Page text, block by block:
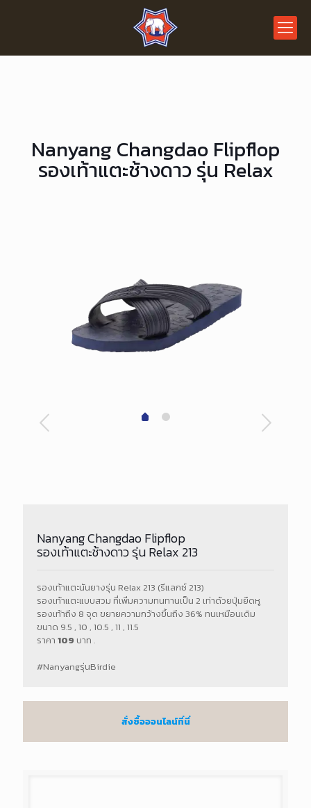
Nanyang Changdao Flipflop
รองเท้าแตะช้างดาว รุ่น Relax
Nanyang Changdao Flipflop
รองเท้าแตะช้างดาว รุ่น Relax 213
รองเท้าแตะนันยางรุ่น Relax 213 (รีแลกซ์ 213)
รองเท้าแตะแบบสวม ที่เพิ่มความทนทานเป็น 2 เท่าด้วยปุ่มยึดหู
รองเท้าถึง 8 จุด ขยายความกว้างขึ้นถึง 36% ทนเหมือนเดิม
ขนาด 9.5 , 10 , 10.5 , 11 , 11.5
ราคา 109 บาท .
#Nanyangรุ่นBirdie
สั่งซื้อออนไลน์ที่นี่